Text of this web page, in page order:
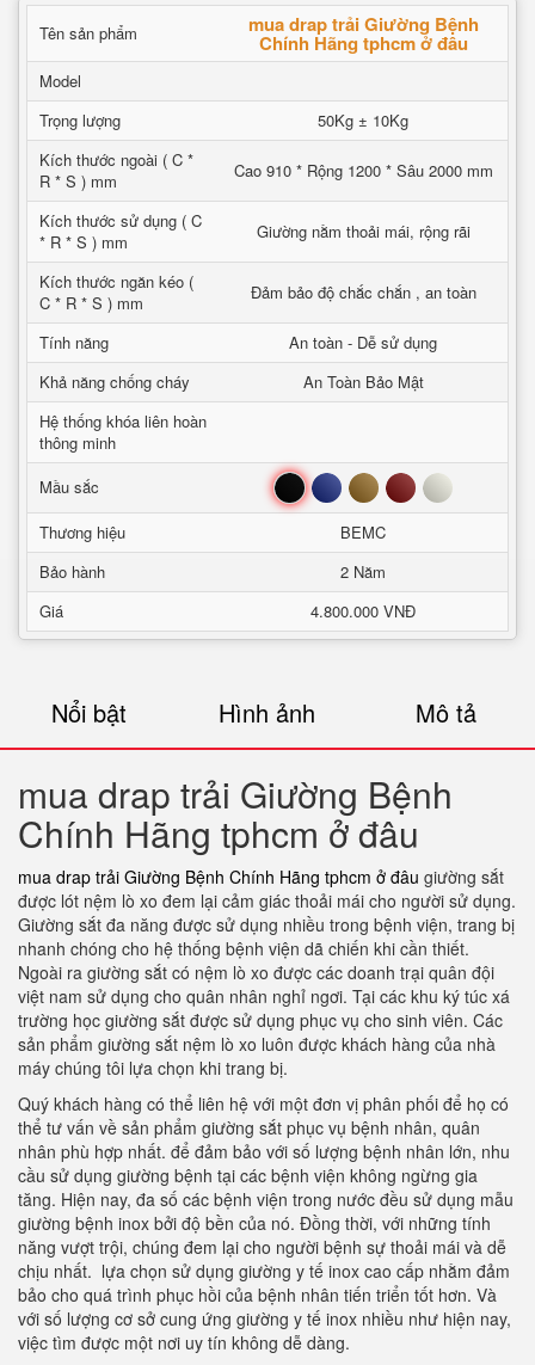
Tên sản phẩm mua drap trải Giường Bệnh
Chính Hãng tphcm ở đâu
Model
Trọng lượng
50Kg ± 10Kg
Kích thước ngoài ( C *
R * S ) mm
Cao 910 * Rộng 1200 * Sâu 2000 mm
Kích thước sử dụng ( C
* R * S ) mm
Giường nằm thoải mái, rộng rãi
Kích thước ngăn kéo (
C * R * S ) mm
Đảm bảo độ chắc chắn , an toàn
Tính năng
An toàn - Dễ sử dụng
Khả năng chống cháy
An Toàn Bảo Mật
Hệ thống khóa liên hoàn
thông minh
Mầu sắc
Đen Xanh Nâu Đỏ Trắng
Thương hiệu
BEMC
Bảo hành
2 Năm
Giá
4.800.000 VNĐ
Nổi bật Hình ảnh Mô tả
mua drap trải Giường Bệnh
Chính Hãng tphcm ở đâu
mua drap trải Giường Bệnh Chính Hãng tphcm ở đâu giường sắt
được lót nệm lò xo đem lại cảm giác thoải mái cho người sử dụng.
Giường sắt đa năng được sử dụng nhiều trong bệnh viện, trang bị
nhanh chóng cho hệ thống bệnh viện dã chiến khi cần thiết.
Ngoài ra giường sắt có nệm lò xo được các doanh trại quân đội
việt nam sử dụng cho quân nhân nghỉ ngơi. Tại các khu ký túc xá
trường học giường sắt được sử dụng phục vụ cho sinh viên. Các
sản phẩm giường sắt nệm lò xo luôn được khách hàng của nhà
máy chúng tôi lựa chọn khi trang bị.
Quý khách hàng có thể liên hệ với một đơn vị phân phối để họ có
thể tư vấn về sản phẩm giường sắt phục vụ bệnh nhân, quân
nhân phù hợp nhất. để đảm bảo với số lượng bệnh nhân lớn, nhu
cầu sử dụng giường bệnh tại các bệnh viện không ngừng gia
tăng. Hiện nay, đa số các bệnh viện trong nước đều sử dụng mẫu
giường bệnh inox bởi độ bền của nó. Đồng thời, với những tính
năng vượt trội, chúng đem lại cho người bệnh sự thoải mái và dễ
chịu nhất. lựa chọn sử dụng giường y tế inox cao cấp nhằm đảm
bảo cho quá trình phục hồi của bệnh nhân tiến triển tốt hơn. Và
với số lượng cơ sở cung ứng giường y tế inox nhiều như hiện nay,
việc tìm được một nơi uy tín không dễ dàng.